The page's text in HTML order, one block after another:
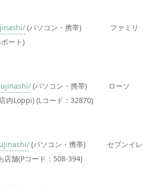
(パソコン・携帯) ファミリ
ート)
(パソコン・携帯) ローソ
内Loppi) (Lコード：32870)
(パソコン・携帯) セブンイレ
店舗(Pコード：508-394)